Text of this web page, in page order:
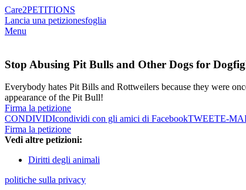
Care2PETITIONS
Lancia una petizionesfoglia
Menu
Stop Abusing Pit Bulls and Other Dogs for
Everybody hates Pit Bills and Rottweilers because they were
appearance of the Pit Bull!
Firma la petizione
CONDIVIDIcondividi con gli amici di FacebookTWEETE-
Firma la petizione
Vedi altre petizioni:
Diritti degli animali
politiche sulla privacy